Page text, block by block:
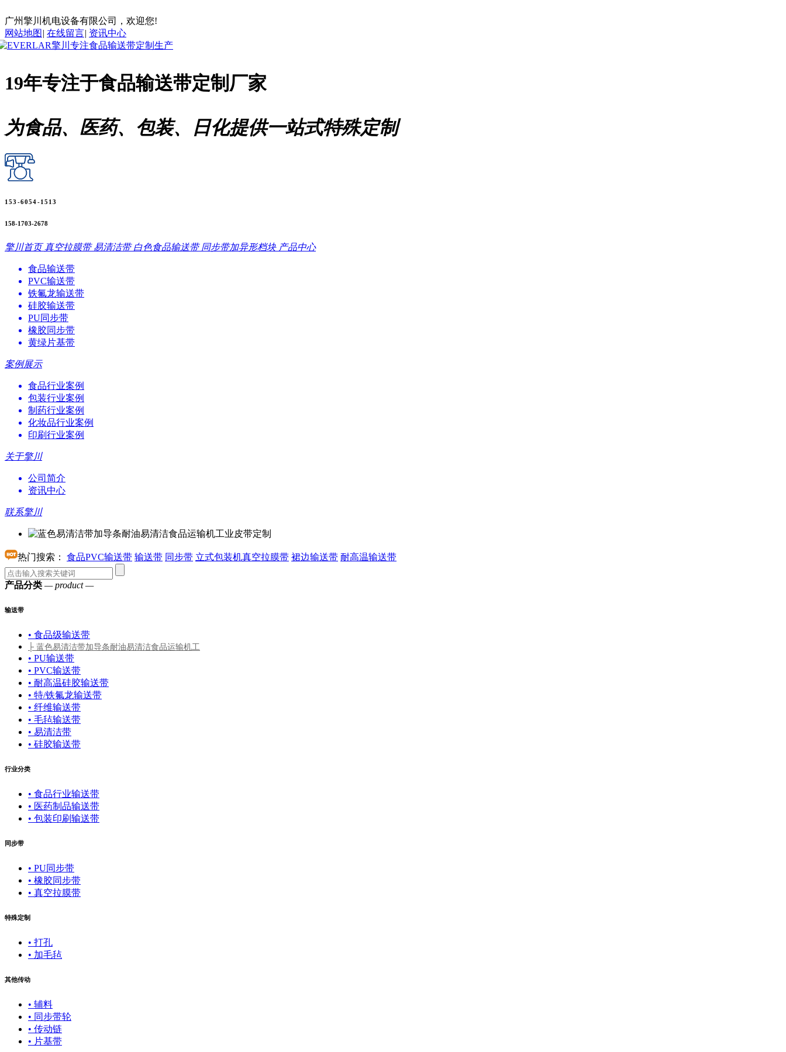
广州擎川机电设备有限公司，欢迎您!
网站地图 | 在线留言| 资讯中心
19年专注于食品输送带定制厂家
为食品、医药、包装、日化提供一站式特殊定制
153-6054-1513
158-1703-2678
擎川首页 真空拉膜带 易清洁带 白色食品输送带 同步带加异形档块 产品中心
食品输送带
PVC输送带
铁氟龙输送带
硅胶输送带
PU同步带
橡胶同步带
黄绿片基带
案例展示
食品行业案例
包装行业案例
制药行业案例
化妆品行业案例
印刷行业案例
关于擎川
公司简介
资讯中心
联系擎川
热门搜索： 食品PVC输送带 输送带 同步带 立式包装机真空拉膜带 裙边输送带 耐高温输送带
产品分类 — product —
输送带
• 食品级输送带
├ 蓝色易清洁带加导条耐油易清洁食品运输机工
• PU输送带
• PVC输送带
• 耐高温硅胶输送带
• 特/铁氟龙输送带
• 纤维输送带
• 毛毡输送带
• 易清洁带
• 硅胶输送带
行业分类
• 食品行业输送带
• 医药制品输送带
• 包装印刷输送带
同步带
• PU同步带
• 橡胶同步带
• 真空拉膜带
特殊定制
• 打孔
• 加毛毡
其他传动
• 辅料
• 同步带轮
• 传动链
• 片基带